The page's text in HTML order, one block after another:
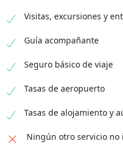
Visitas, excursiones y
Guía acompañante
Seguro básico de viaje
Tasas de aeropuerto
Tasas de alojamiento y
Ningún otro servicio no